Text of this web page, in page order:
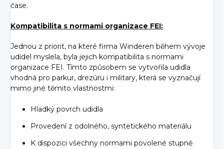
čase.
Kompatibilita s normami organizace FEI:
Jednou z priorit, na které firma Winderen během vývoje
udidel myslela, byla jejich kompatibilita s normami
organizace FEI. Tímto způsobem se vytvořila udidla
vhodná pro parkur, drezúru i military, která se vyznačují
mimo jiné těmito vlastnostmi:
Hladký povrch udidla
Provedení z odolného, syntetického materiálu
K dispozici všechny normami povolené stupně